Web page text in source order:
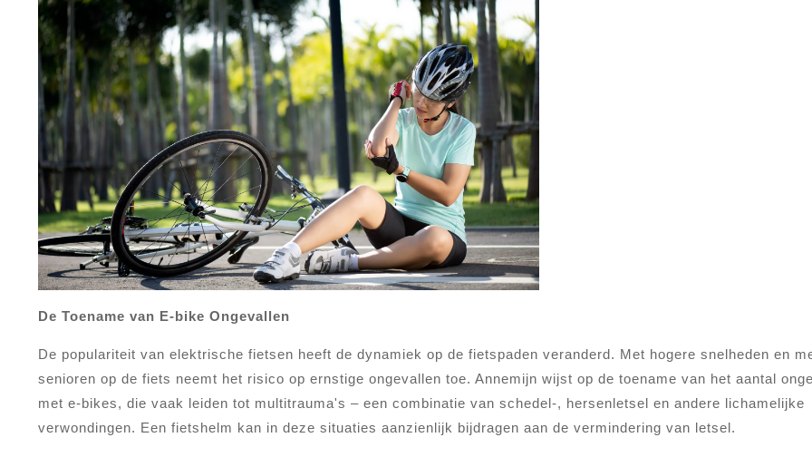
De Toename van E-bike Ongevallen
De populariteit van elektrische fietsen heeft de dynamiek op de fietspaden veranderd. Met hogere snelheden en
senioren op de fiets neemt het risico op ernstige ongevallen toe. Annemijn wijst op de toename van het aantal
met e-bikes, die vaak leiden tot multitrauma's – een combinatie van schedel-, hersenletsel en andere lichamelijke
verwondingen. Een fietshelm kan in deze situaties aanzienlijk bijdragen aan de vermindering van letsel.